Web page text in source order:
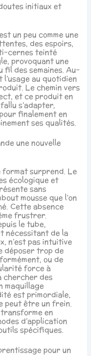
initiaux et
un peu comme une
des espoirs,
cernes teinté
provoquant une
des semaines. Au-
au quotidien
Le chemin vers
et ce produit en
s’adapter,
finalement en
ses qualités.
une nouvelle
format surprend. Le
écologique et
sans
mousse que l’on
Cette absence
frustrer.
le tube,
nécessitant de la
n’est pas intuitive
déposer trop de
ou de
force à
chercher des
maquillage
est primordiale,
peut être un frein.
en
d’application
spécifiques.
pour un